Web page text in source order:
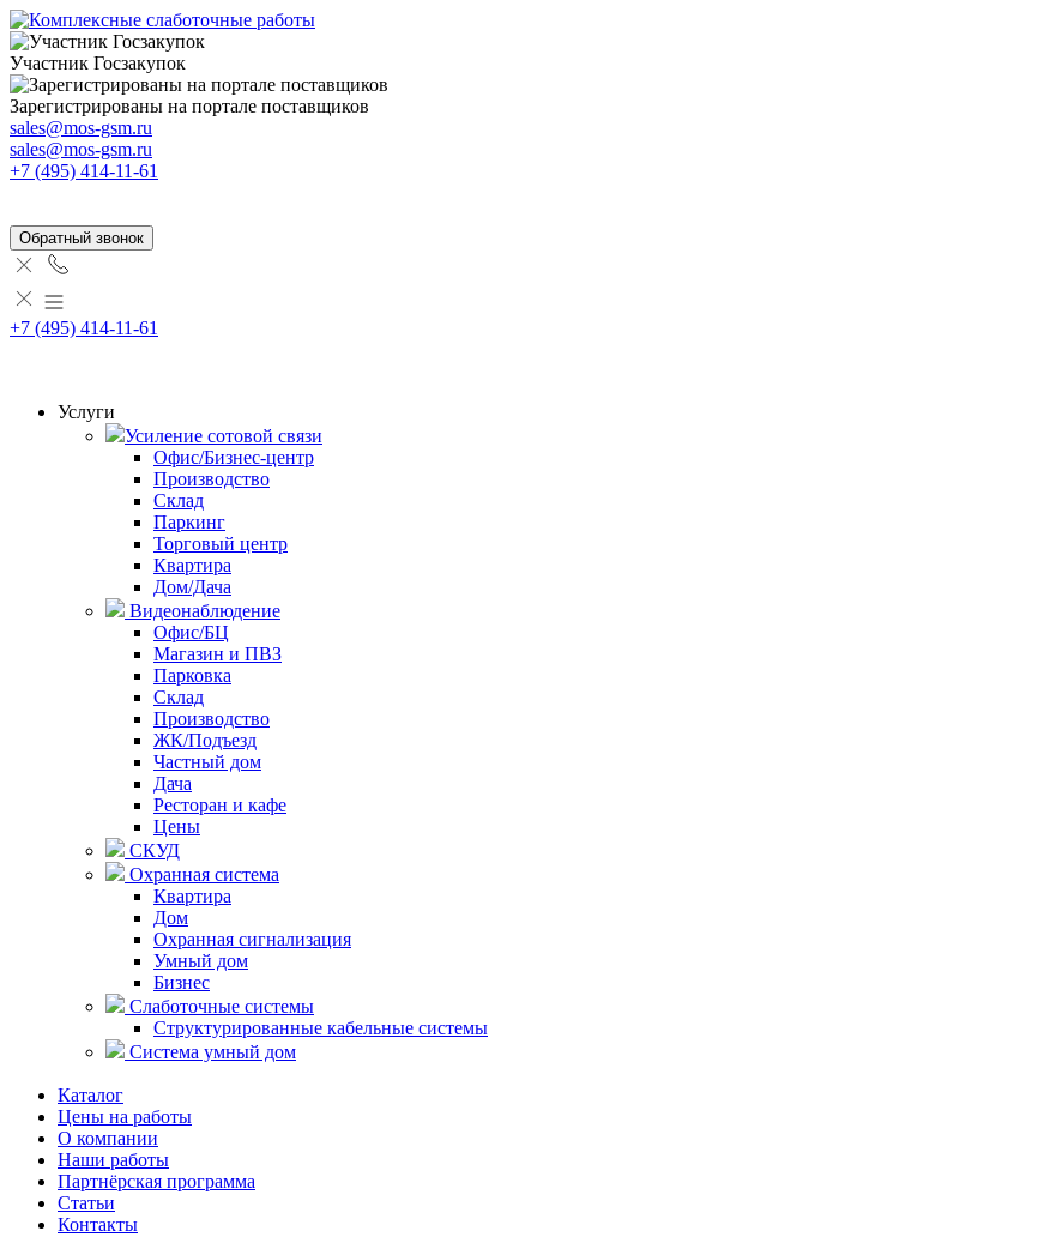
Участник Госзакупок
Зарегистрированы на портале поставщиков
sales@mos-gsm.ru
sales@mos-gsm.ru
+7 (495) 414-11-61
Обратный звонок
+7 (495) 414-11-61
Услуги
Усиление сотовой связи
Офис/Бизнес-центр
Производство
Склад
Паркинг
Торговый центр
Квартира
Дом/Дача
Видеонаблюдение
Офис/БЦ
Магазин и ПВЗ
Парковка
Склад
Производство
ЖК/Подъезд
Частный дом
Дача
Ресторан и кафе
Цены
СКУД
Охранная система
Квартира
Дом
Охранная сигнализация
Умный дом
Бизнес
Слаботочные системы
Структурированные кабельные системы
Система умный дом
Каталог
Цены на работы
О компании
Наши работы
Партнёрская программа
Статьи
Контакты